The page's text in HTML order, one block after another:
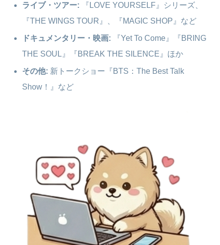
ライブ・ツアー: 『LOVE YOURSELF』シリーズ、
『THE WINGS TOUR』、『MAGIC SHOP』など
ドキュメンタリー・映画: 『Yet To Come』『BRING
THE SOUL』『BREAK THE SILENCE』ほか
その他: 新トークショー『BTS：The Best Talk
Show！』など